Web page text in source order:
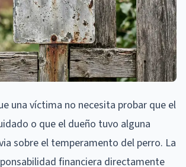
una víctima no necesita probar que el
o que el dueño tuvo alguna
sobre el temperamento del perro. La
financiera directamente